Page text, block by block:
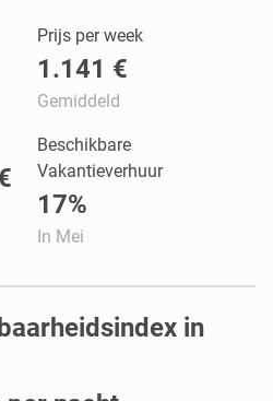
Prijs per week
1.141 €
Gemiddeld
Beschikbare
Vakantieverhuur
17%
In Mei
in